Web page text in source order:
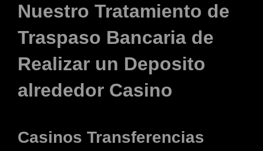
Nuestro Tratamiento de
Traspaso Bancaria de
Realizar un Deposito
alrededor Casino
Casinos Transferencias